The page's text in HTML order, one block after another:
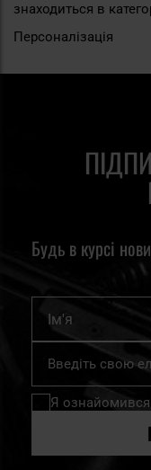
знаходиться в
Персоналізація
Будь в курсі
Підпишіться
нашу
розсилку
Я ознайомився